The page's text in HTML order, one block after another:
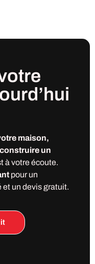
maison,
un
à votre écoute.
pour un
un devis gratuit.